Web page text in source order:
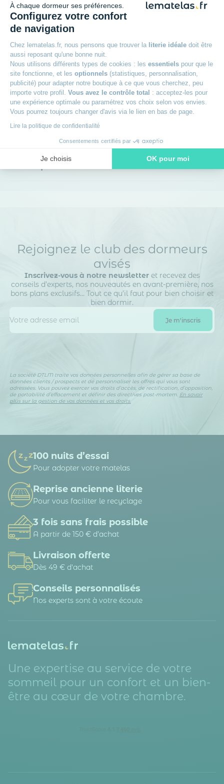
À chaque dormeur ses préférences.
Configurez votre confort
de navigation
Chez lematelas.fr, nous pensons que trouver la literie idéale doit être
aussi reposant qu'une bonne nuit.
Nous utilisons différents types de cookies : les essentiels pour que le
site fonctionne, et les optionnels (statistiques, personnalisation,
publicité) pour adapter notre boutique à ce que vous cherchez, peu
importe votre profil. Vous avez le contrôle total : acceptez-les pour
une expérience optimale ou paramétrez vos choix selon vos envies.
Vous pourrez toujours changer d'avis via le lien en bas de page.
Lire la politique de confidentialité
Consentements certifiés par
Je choisis OK pour moi
Plus qu'une promesse
Garantie 2 ans +
30 jours pour changer d'avis
Livraison offerte dès 49€ +
Livraison à domicile ou en point relais
+
Rejoignez le club des dormeurs
avisés
Inscrivez-vous à notre newsletteret recevez des
conseils d’experts, nos nouveautés en avant-première, nos
bons plans exclusifs… Tout ce qu’il faut pour bien choisir et
bien dormir.
La société DTLM traite vos données personnelles afin de gérer sa base de
données clients / prospects et de personnaliser les offres qui vous sont
adressées. Vous pouvez exercer vos droits d’accès, de rectification, d’opposition,
de portabilité d’effacement et définir des directives post-mortem. En savoir
plus sur la gestion de vos données et vos droits.
100 nuits d’essai
Pour adopter votre matelas
Reprise ancienne literie
Pour vous faciliter le recyclage
3 fois sans frais possible
A partir de 150 € d’achat
Livraison offerte
Dès 49 € d'achat
Conseils personnalisés
Nos experts sont à votre écoute
Une expertise au service de votre
sommeil pour un confort et un bien-
être au cœur de votre chambre.